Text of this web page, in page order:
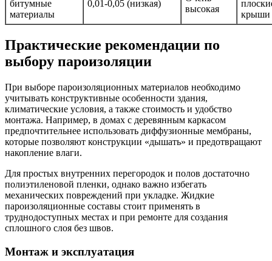
битумные
материалы
0,01-0,05 (низкая)
высокая
крыши
Практические рекомендации по
выбору пароизоляции
При выборе пароизоляционных материалов необходимо
учитывать конструктивные особенности здания,
климатические условия, а также стоимость и удобство
монтажа. Например, в домах с деревянным каркасом
предпочтительнее использовать диффузионные мембраны,
которые позволяют конструкции «дышать» и предотвращают
накопление влаги.
Для простых внутренних перегородок и полов достаточно
полиэтиленовой пленки, однако важно избегать
механических повреждений при укладке. Жидкие
пароизоляционные составы стоит применять в
труднодоступных местах и при ремонте для создания
сплошного слоя без швов.
Монтаж и эксплуатация